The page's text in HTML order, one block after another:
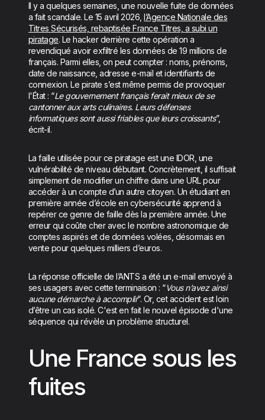
Il y a quelques semaines, une nouvelle fuite de données
a fait scandale. Le 15 avril 2026, l’Agence Nationale des
Titres Sécurisés, rebaptisée France Titres, a subi un
piratage. Le hacker derrière cette opération a
revendiqué avoir exfiltré les données de 19 millions de
français. Parmi elles, on peut compter : noms, prénoms,
date de naissance, adresse e-mail et identifiants de
connexion. Le pirate s’est même permis de provoquer
l'État : “Le gouvernement français ferait mieux de se
cantonner aux arts culinaires. Leurs défenses
informatiques sont aussi friables que leurs croissants”,
écrit-il.
La faille utilisée pour ce piratage est une IDOR, une
vulnérabilité de niveau débutant. Concrètement, il suffisait
simplement de modifier un chiffre dans une URL pour
accéder à un compte d’un autre citoyen. Un étudiant en
première année d’école en cybersécurité apprend à
repérer ce genre de faille dès la première année. Une
erreur qui coûte cher avec le nombre astronomique de
comptes aspirés et de données volées, désormais en
vente pour quelques milliers d’euros.
La réponse officielle de l’ANTS a été un e-mail envoyé à
ses usagers avec cette terminaison : “Vous n’avez ainsi
aucune démarche à accomplir”. Or, cet accident est loin
d’être un cas isolé. C'est en fait le nouvel épisode d'une
séquence qui révèle un problème structurel.
Une France sous les
fuites